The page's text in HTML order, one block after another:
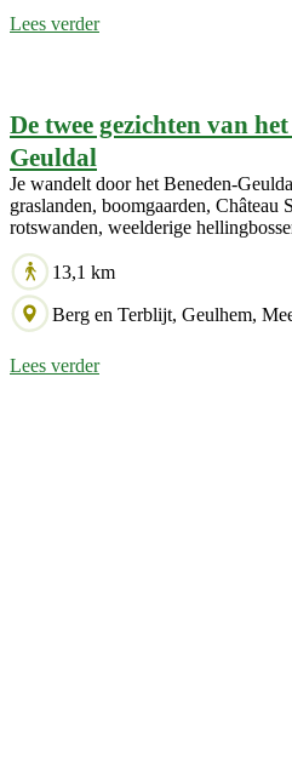
Lees verder
De twee gezichten van
Geuldal
Je wandelt door het Beneden-
graslanden, boomgaarden, Château
rotswanden, weelderige
kalksteengroeves.
13,1 km
Berg en Terblijt, Geulhem,
Lees verder